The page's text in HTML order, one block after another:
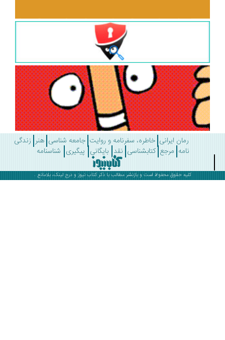
رمان ایرانی خاطره، سفرنامه و روایت جامعه شناسی هنر زندگی
مرجع کتابشناسی نقد بایگانی پیگیری شناسنامه
کلیه حقوق محفوظ است و بازنشر مطالب با ذکرکتاب نیوزو درج لینک، بلامانع .